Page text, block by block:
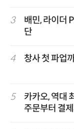
3
배민, 라이더
단
4 창사 첫 파업
5
카카오, 역대
주문부터 결제